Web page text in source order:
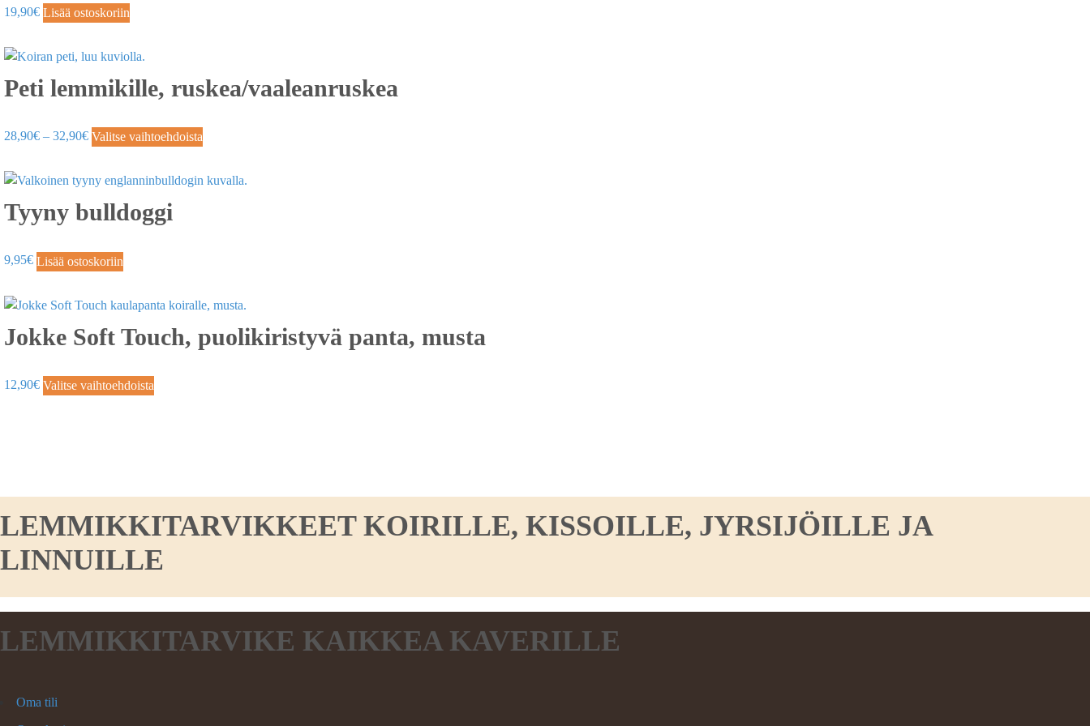
19,90€ Lisää ostoskoriin
Peti lemmikille, ruskea/vaaleanruskea
28,90€ – 32,90€ Valitse vaihtoehdoista
Tyyny bulldoggi
9,95€ Lisää ostoskoriin
Jokke Soft Touch, puolikiristyvä panta, musta
12,90€ Valitse vaihtoehdoista
LEMMIKKITARVIKKEET KOIRILLE, KISSOILLE, JYRSIJÖILLE JA
LINNUILLE
LEMMIKKITARVIKE KAIKKEA KAVERILLE
Oma tili